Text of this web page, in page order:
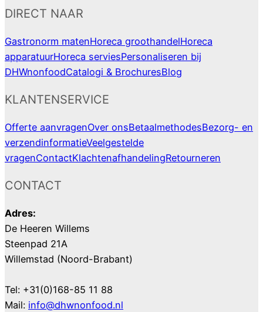
DIRECT NAAR
Gastronorm matenHoreca groothandelHoreca
apparatuurHoreca serviesPersonaliseren bij
DHWnonfoodCatalogi & BrochuresBlog
KLANTENSERVICE
Offerte aanvragenOver onsBetaalmethodesBezorg- en
verzendinformatieVeelgestelde
vragenContactKlachtenafhandelingRetourneren
CONTACT
Adres:
De Heeren Willems
Steenpad 21A
Willemstad (Noord-Brabant)
Tel: +31(0)168-85 11 88
Mail: info@dhwnonfood.nl